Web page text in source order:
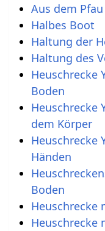
Aus dem
Halbes Boot
Haltung der
Haltung des
Heuschrecke
Boden
Heuschrecke
dem Körper
Heuschrecke
Händen
Boden
Heuschrecke
Heuschrecke